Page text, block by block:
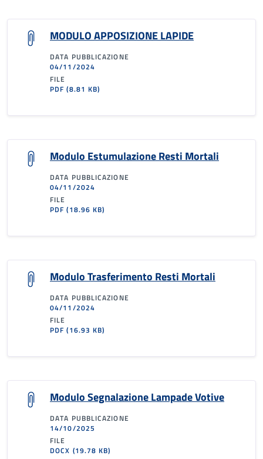
MODULO APPOSIZIONE LAPIDE
DATA PUBBLICAZIONE
04/11/2024
FILE
PDF(8.81 KB)
Modulo Estumulazione Resti Mortali
DATA PUBBLICAZIONE
04/11/2024
FILE
PDF(18.96 KB)
Modulo Trasferimento Resti Mortali
DATA PUBBLICAZIONE
04/11/2024
FILE
PDF(16.93 KB)
Modulo Segnalazione Lampade Votive
DATA PUBBLICAZIONE
14/10/2025
FILE
DOCX (19.78 KB)